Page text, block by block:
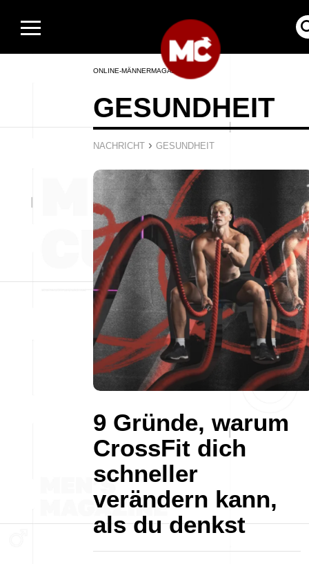
ONLINE-MÄNNERMAGAZIN
GESUNDHEIT
NACHRICHT › GESUNDHEIT
9 Gründe, warum
CrossFit dich
schneller
verändern kann,
als du denkst